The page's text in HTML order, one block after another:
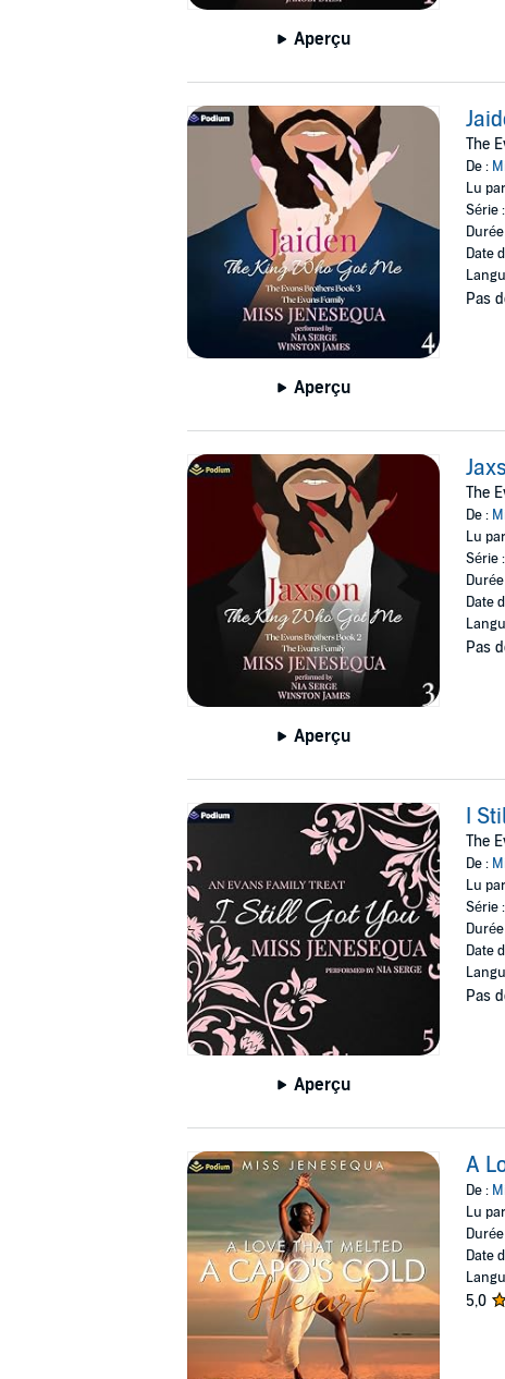
Aperçu
Aperçu
The
De :
Lu
Série :
Date
Pas
Aperçu
The
De :
Lu
Série :
Date
Pas
Aperçu
I
The
De :
Lu
Série :
Date
Pas
A
De :
Lu
Date
5,0